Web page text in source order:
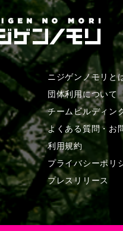
ニジゲンノモリと
団体利用について
チームビルディン
よくある質問・ お
利用規約
プライバシーポリ
プレスリリース